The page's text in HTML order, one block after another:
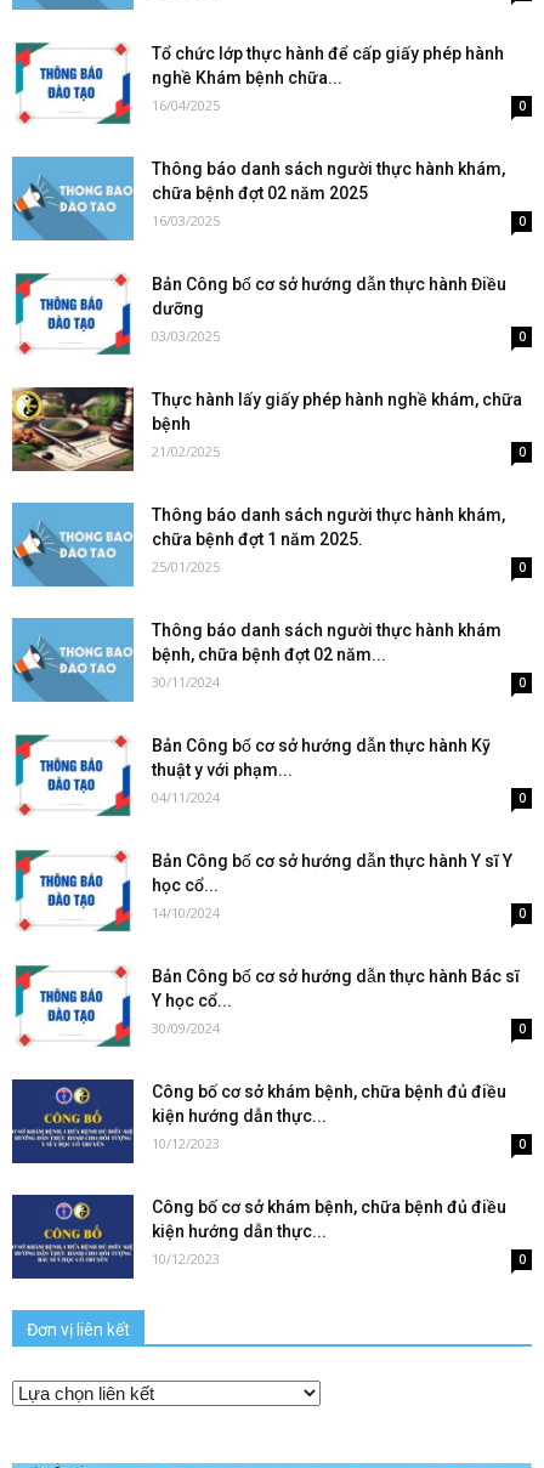
Tổ chức lớp thực hành để cấp giấy phép hành
nghề Khám bệnh chữa...
16/04/2025 0
Thông báo danh sách người thực hành khám,
chữa bệnh đợt 02 năm 2025
16/03/2025 0
Bản Công bố cơ sở hướng dẫn thực hành Điều
dưỡng
03/03/2025 0
Thực hành lấy giấy phép hành nghề khám, chữa
bệnh
21/02/2025 0
Thông báo danh sách người thực hành khám,
chữa bệnh đợt 1 năm 2025.
25/01/2025 0
Thông báo danh sách người thực hành khám
bệnh, chữa bệnh đợt 02 năm...
30/11/2024 0
Bản Công bố cơ sở hướng dẫn thực hành Kỹ
thuật y với phạm...
04/11/2024 0
Bản Công bố cơ sở hướng dẫn thực hành Y sĩ Y
học cổ...
14/10/2024 0
Bản Công bố cơ sở hướng dẫn thực hành Bác sĩ
Y học cổ...
30/09/2024 0
Công bố cơ sở khám bệnh, chữa bệnh đủ điều
kiện hướng dẫn thực...
10/12/2023 0
Công bố cơ sở khám bệnh, chữa bệnh đủ điều
kiện hướng dẫn thực...
10/12/2023 0
Đơn vị liên kết